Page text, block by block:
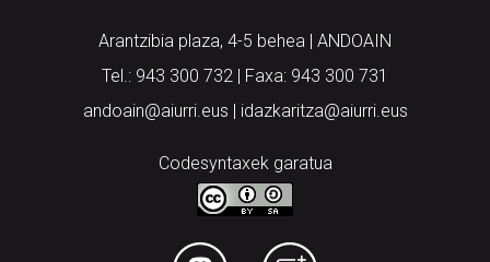
Arantzibia plaza, 4-5 behea | ANDOAIN
Tel.: 943 300 732 | Faxa: 943 300 731
andoain@aiurri.eus | idazkaritza@aiurri.eus
Codesyntaxek garatua